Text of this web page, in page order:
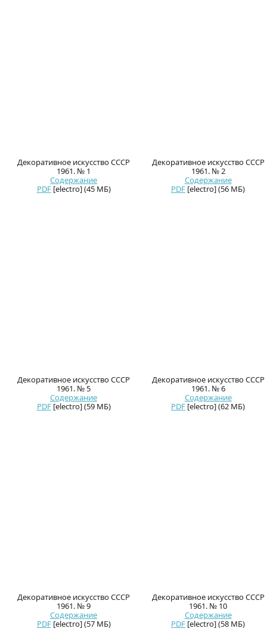
Декоративное искусство СССР
1961. № 1
Содержание
PDF[electro] (45 МБ)
Декоративное искусство СССР
1961. № 2
Содержание
PDF [electro] (56 МБ)
Декоративное искусство СССР
1961. № 5
Содержание
PDF[electro] (59 МБ)
Декоративное искусство СССР
1961. № 6
Содержание
PDF [electro] (62 МБ)
Декоративное искусство СССР
1961. № 9
Содержание
PDF[electro] (57 МБ)
Декоративное искусство СССР
1961. № 10
Содержание
PDF [electro] (58 МБ)